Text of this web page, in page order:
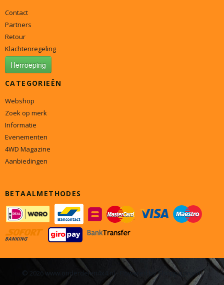
Contact
Partners
Retour
Klachtenregeling
Herroeping
CATEGORIEËN
Webshop
Zoek op merk
Informatie
Evenementen
4WD Magazine
Aanbiedingen
BETAALMETHODES
© 2026 www.onderdelen4x4.nl - Powered by Shoppagina.nl